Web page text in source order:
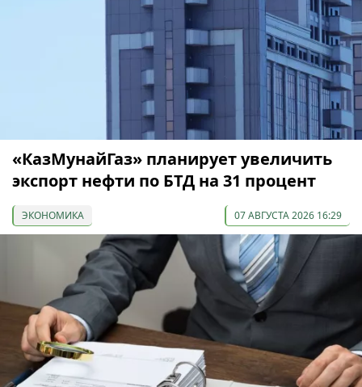
«КазМунайГаз» планирует увеличить
экспорт нефти по БТД на 31 процент
ЭКОНОМИКА 07 АВГУСТА 2026 16:29